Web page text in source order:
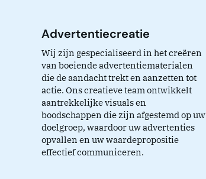
Advertentiecreatie
Wij zijn gespecialiseerd in het creëren
van boeiende advertentiematerialen
die de aandacht trekt en aanzetten tot
actie. Ons creatieve team ontwikkelt
aantrekkelijke visuals en
boodschappen die zijn afgestemd op uw
doelgroep, waardoor uw advertenties
opvallen en uw waardepropositie
effectief communiceren.